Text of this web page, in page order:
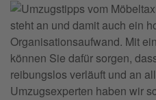
steht an und damit auch ein
Organisationsaufwand. Mit
können Sie dafür sorgen,
reibungslos verläuft und an
Umzugsexperten haben wir